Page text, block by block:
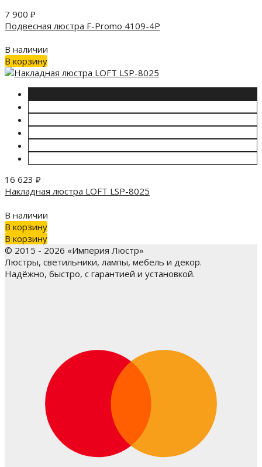
7 900 ₽
Подвесная люстра F-Promo 4109-4P
В наличии
В корзину
16 623 ₽
Накладная люстра LOFT LSP-8025
В наличии
В корзину
В корзину
© 2015 - 2026 «Империя Люстр»
Люстры, светильники, лампы, мебель и декор.
Надёжно, быстро, с гарантией и установкой.